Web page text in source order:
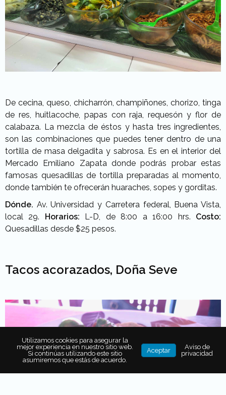
De cecina, queso, chicharrón, champiñones, chorizo, tinga
de res, huitlacoche, papas con raja, requesón y flor de
calabaza. La mezcla de éstos y hasta tres ingredientes,
son las combinaciones que puedes tener dentro de una
tortilla de masa delgadita y sabrosa. Es en el interior del
Mercado Emiliano Zapata donde podrás probar estas
famosas quesadillas de tortilla preparadas al momento,
donde también te ofrecerán huaraches, sopes y gorditas.
Dónde. Av. Universidad y Carretera federal, Buena Vista,
local 29. Horarios: L-D, de 8:00 a 16:00 hrs. Costo:
Quesadillas desde $25 pesos.
Tacos acorazados, Doña Seve
Utilizamos cookies para asegurar la
mejor experiencia en nuestro sitio web.
Si continúas utilizando este sitio
asumiremos que estás de acuerdo.
Aceptar
Aviso de
privacidad